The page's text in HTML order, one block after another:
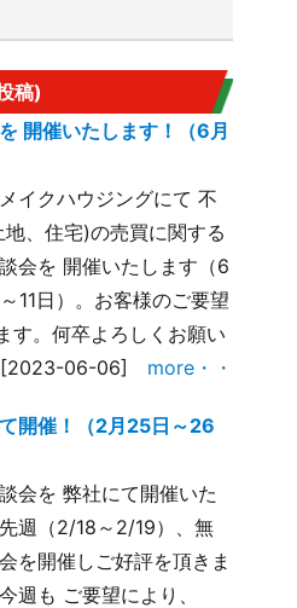
稿)
開催いたします！（6月
イクハウジングにて 不
地、住宅)の売買に関する
会を 開催いたします（6
11日）。お客様のご要望
す。何卒よろしくお願い
[2023-06-06] more・・
開催！（2月25日～26
会を 弊社にて開催いた
週（2/18～2/19）、無
を開催しご好評を頂きま
週も ご要望により、